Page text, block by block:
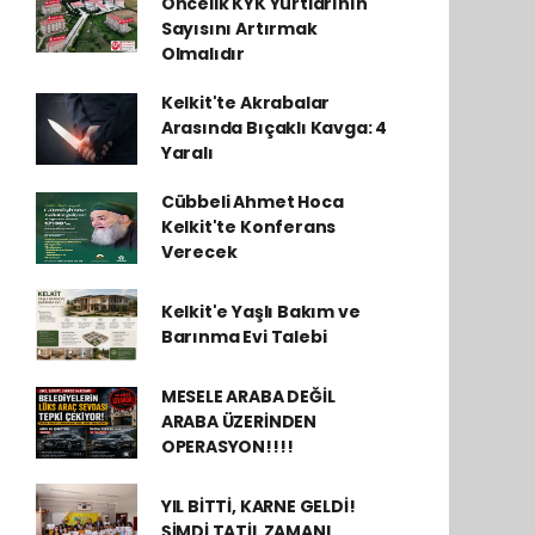
Sayısını Artırmak
Olmalıdır
Kelkit'te Akrabalar
Arasında Bıçaklı Kavga: 4
Yaralı
Cübbeli Ahmet Hoca
Kelkit'te Konferans
Verecek
Kelkit'e Yaşlı Bakım ve
Barınma Evi Talebi
MESELE ARABA DEĞİL
ARABA ÜZERİNDEN
OPERASYON!!!!
YIL BİTTİ, KARNE GELDİ!